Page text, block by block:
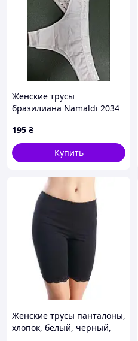
Женские трусы
бразилиана Namaldi 2034
195 ₴
Купить
Женские трусы панталоны,
хлопок, белый, черный,